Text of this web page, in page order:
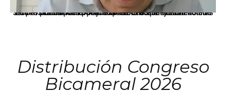
La presidenta Keiko Fujimori informó que la solicitud de indulto presentada por el expresidente Alejandro Toledo será evaluada por la Comisión de Gracias Presidenciales conforme al procedimiento establecido.
Distribución Congreso
Bicameral 2026